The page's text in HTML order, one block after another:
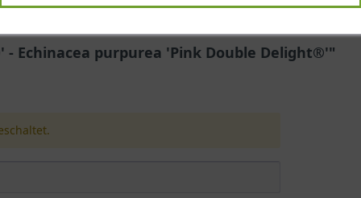
Delight®'
(Echinacea purpurea 'Pink Double Delight®')
Echinacea purpurea 'Pink Double Delight®', ist eine
alles Wissenswerte zu Wuchs, Herkunft und den
Echinacea purpurea 'Pink Double Delight®'"